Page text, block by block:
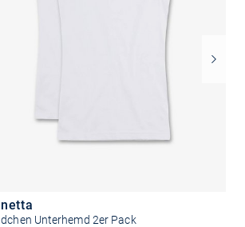
Unterhemd 2er Pack